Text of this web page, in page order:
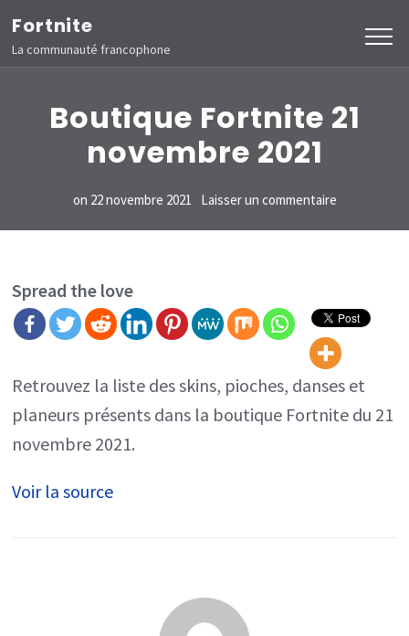
Aller
au
contenu
Entrée)
Fortnite
La communauté francophone
Boutique Fortnite 21
novembre 2021
on 22 novembre 2021 Laisser un commentairesur
Boutique
novembre
2021
Spread the love
Retrouvez la liste des skins, pioches, danses et
planeurs présents dans la boutique Fortnite du 21
novembre 2021.
Voir la source